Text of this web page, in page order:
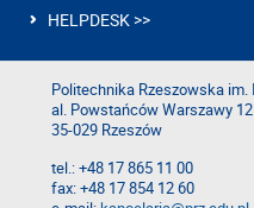
HELPDESK >>
Politechnika Rzeszowska
al. Powstańców Warszawy 12
35-029 Rzeszów
tel.: +48 17 865 11 00
fax: +48 17 854 12 60